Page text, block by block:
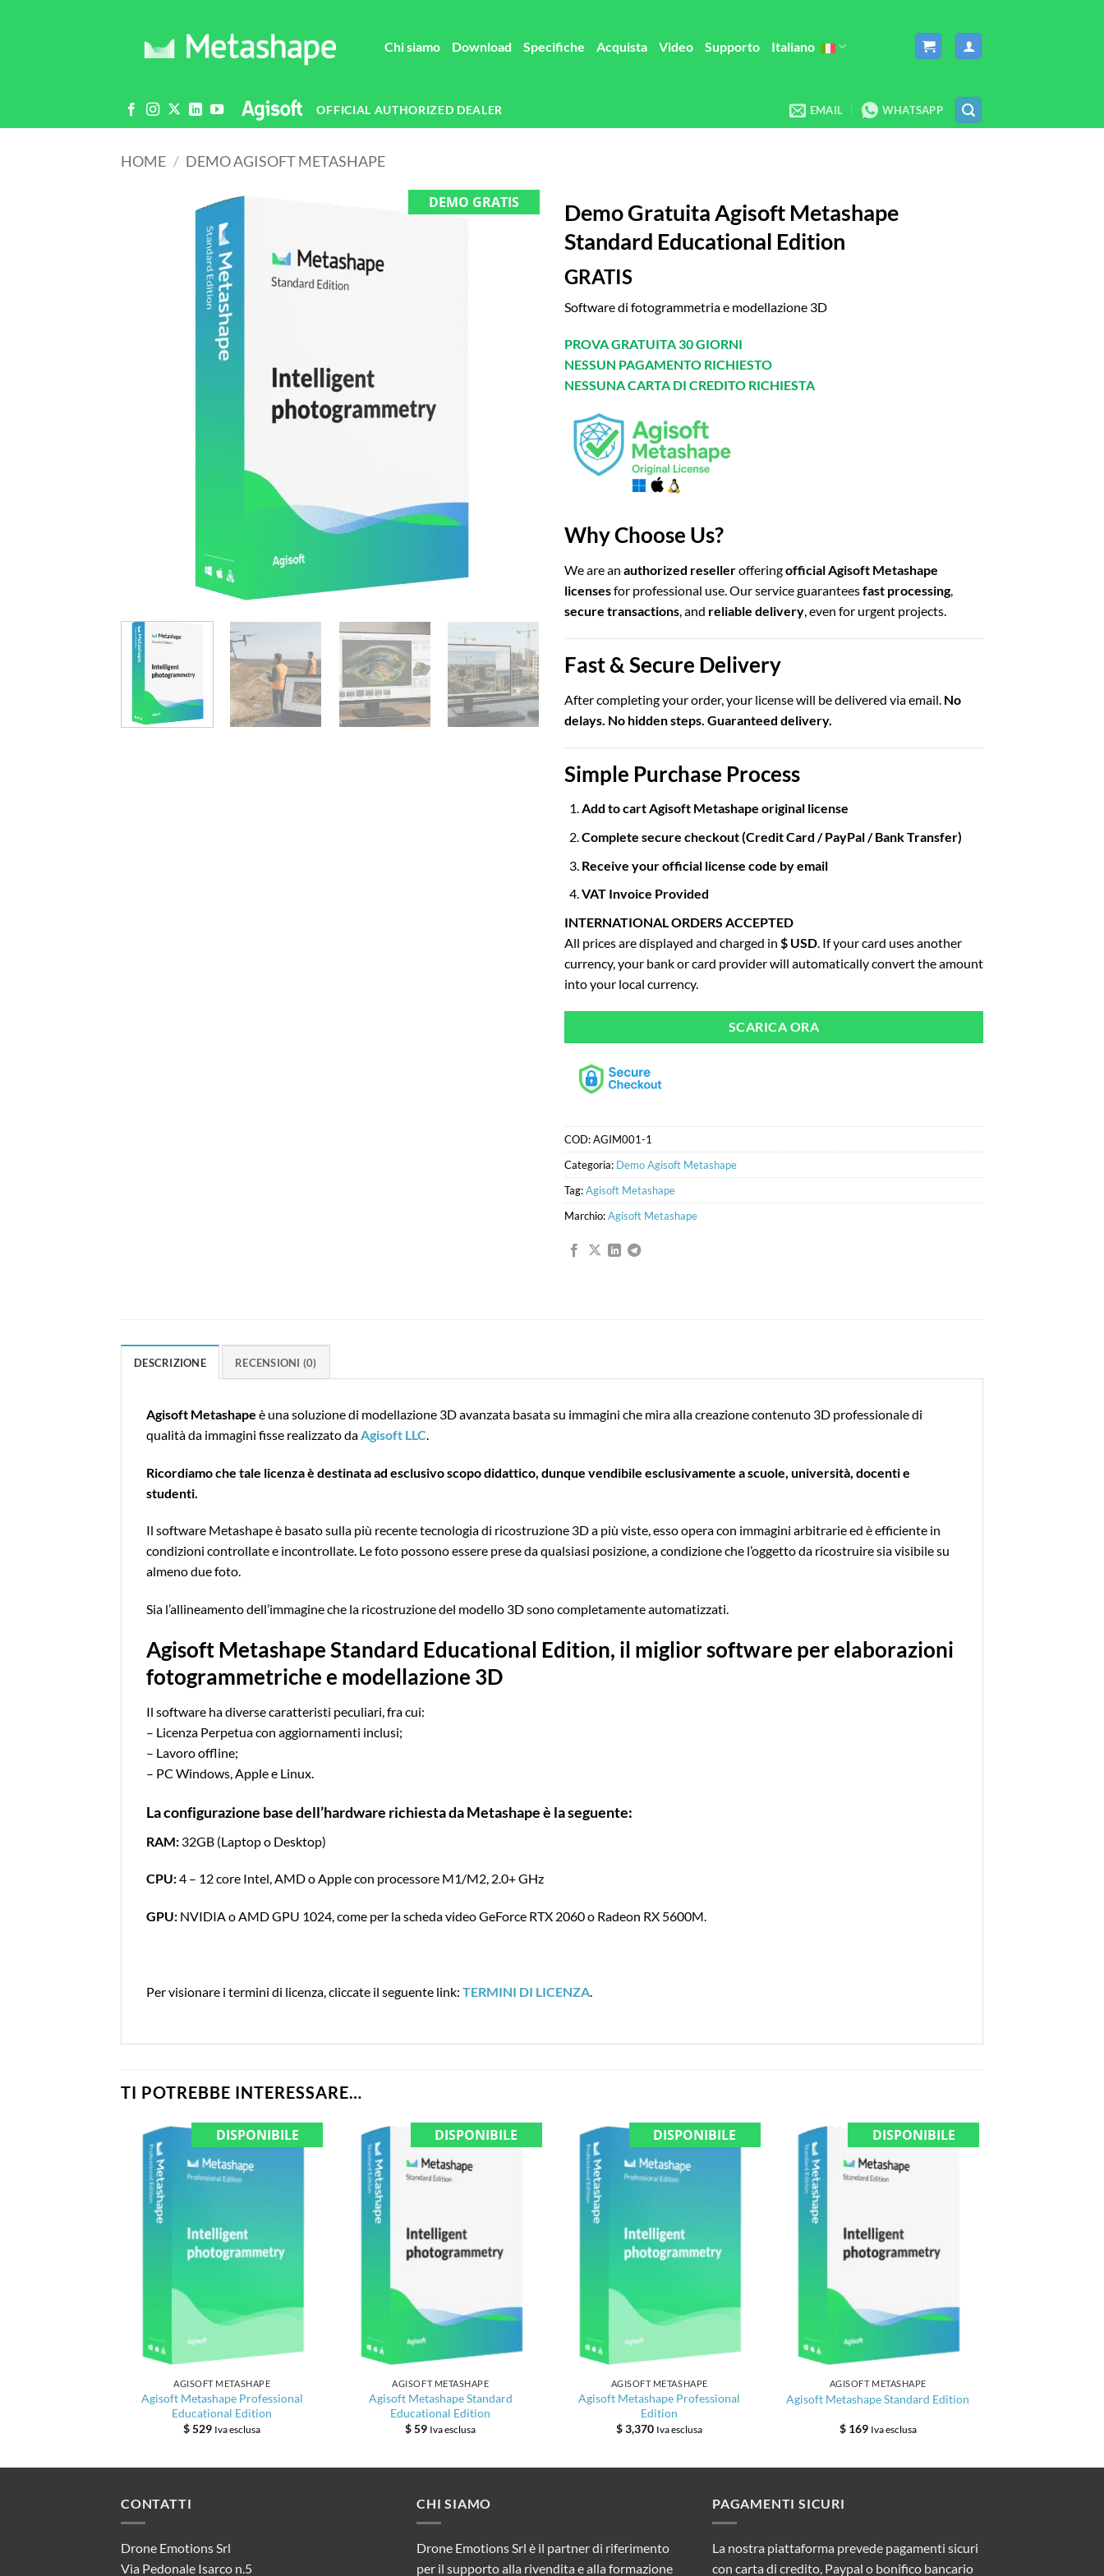
Chi siamo Download Specifiche Acquista Video Supporto Italiano
OFFICIAL AUTHORIZED DEALER EMAIL WHATSAPP
HOME / DEMO AGISOFT METASHAPE
DEMO GRATIS
Demo Gratuita Agisoft Metashape
Standard Educational Edition
GRATIS
Software di fotogrammetria e modellazione 3D
PROVA GRATUITA 30 GIORNI
NESSUN PAGAMENTO RICHIESTO
NESSUNA CARTA DI CREDITO RICHIESTA
Why Choose Us?
We are an authorized resellerofferingofficial Agisoft Metashape
licensesfor professional use. Our service guaranteesfast processing,
secure transactions, and reliable delivery, even for urgent projects.
Fast & Secure Delivery
After completing your order, your license will be delivered via email. No
delays. No hidden steps. Guaranteed delivery.
Simple Purchase Process
Add to cart Agisoft Metashape original license
Complete secure checkout (Credit Card / PayPal / Bank Transfer)
Receive your official license code by email
VAT Invoice Provided
INTERNATIONAL ORDERS ACCEPTED
All prices are displayed and charged in $ USD . If your card uses another
currency, your bank or card provider will automatically convert the amount
into your local currency.
SCARICA ORA
COD:AGIM001-1
Categoria: Demo Agisoft Metashape
Tag:Agisoft Metashape
Marchio:Agisoft Metashape
DESCRIZIONE RECENSIONI (0)
Agisoft Metashape è una soluzione di modellazione 3D avanzata basata su immagini che mira alla creazione contenuto 3D professionale di
qualità da immagini fisse realizzato daAgisoft LLC.
Ricordiamo che tale licenza è destinata ad esclusivo scopo didattico, dunque vendibile esclusivamente a scuole, università, docenti e
studenti.
Il software Metashape è basato sulla più recente tecnologia di ricostruzione 3D a più viste, esso opera con immagini arbitrarie ed è efficiente in
condizioni controllate e incontrollate. Le foto possono essere prese da qualsiasi posizione, a condizione che l’oggetto da ricostruire sia visibile su
almeno due foto.
Sia l’allineamento dell’immagine che la ricostruzione del modello 3D sono completamente automatizzati.
Agisoft Metashape Standard Educational Edition, il miglior software per elaborazioni
fotogrammetriche e modellazione 3D
Il software ha diverse caratteristi peculiari, fra cui:
– Licenza Perpetua con aggiornamenti inclusi;
– Lavoro offline;
– PC Windows, Apple e Linux.
La configurazione base dell’hardware richiesta da Metashape è la seguente:
RAM: 32GB (Laptop o Desktop)
CPU:4 – 12 core Intel, AMD o Apple con processore M1/M2, 2.0+ GHz
GPU: NVIDIA o AMD GPU 1024, come per la scheda video GeForce RTX 2060 o Radeon RX 5600M.
Per visionare i termini di licenza, cliccate il seguente link: TERMINI DI LICENZA.
TI POTREBBE INTERESSARE…
DISPONIBILE
AGISOFT METASHAPE
Agisoft Metashape Professional
Educational Edition
$529 Iva esclusa
DISPONIBILE
AGISOFT METASHAPE
Agisoft Metashape Standard
Educational Edition
$59 Iva esclusa
DISPONIBILE
AGISOFT METASHAPE
Agisoft Metashape Professional
Edition
$3,370 Iva esclusa
DISPONIBILE
AGISOFT METASHAPE
Agisoft Metashape Standard Edition
$169 Iva esclusa
CONTATTI
Drone Emotions Srl
Via Pedonale Isarco n.5
CHI SIAMO
Drone Emotions Srl è il partner di riferimento
per il supporto alla rivendita e alla formazione
PAGAMENTI SICURI
La nostra piattaforma prevede pagamenti sicuri
con carta di credito, Paypal o bonifico bancario